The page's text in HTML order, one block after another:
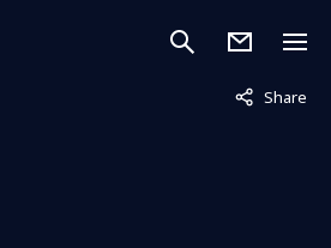
Share
非表示中